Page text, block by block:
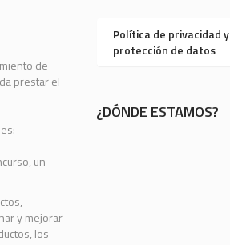
de
prestar el
un
y mejorar
los
Política de privacidad y
protección de datos
¿DÓNDE ESTAMOS?